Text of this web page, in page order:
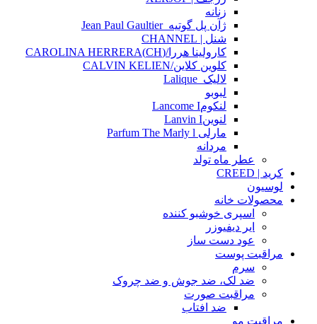
زنانه
ژآن پل گوتیه_Jean Paul Gaultier
شنل | CHANNEL
کارولینا هررا/(CH)CAROLINA HERRERA
کلوین کلاین/CALVIN KELIEN
لالیک_Lalique
لبوبو
لنکومLancome I
لنوینLanvin I
مارلی Parfum The Marly l
مردانه
عطر ماه تولد
کرید | CREED
لوسیون
محصولات خانه
اسپری خوشبو کننده
ایر دیفیوزر
عود دست ساز
مراقبت پوست
سرم
ضد لک، ضد جوش و ضد چروک
مراقبت صورت
ضد افتاب
مراقبت مو